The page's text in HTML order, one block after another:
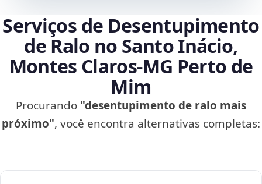
Serviços de Desentupimento
de Ralo no Santo Inácio,
Montes Claros‑MG Perto de
Mim
Procurando "desentupimento de ralo mais
próximo", você encontra alternativas completas: